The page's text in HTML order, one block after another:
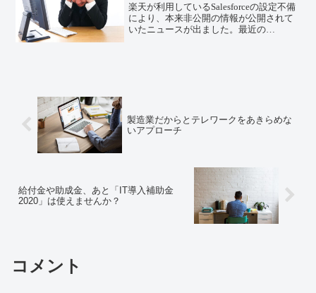
楽天が利用しているSalesforceの設定不備
により、本来非公開の情報が公開されて
いたニュースが出ました。最近の
製造業だからとテレワークをあきらめな
いアプローチ
給付金や助成金、あと「IT導入補助金
2020」は使えませんか？
コメント